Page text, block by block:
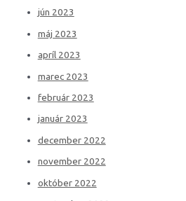
jún 2023
máj 2023
apríl 2023
marec 2023
február 2023
január 2023
december 2022
november 2022
október 2022